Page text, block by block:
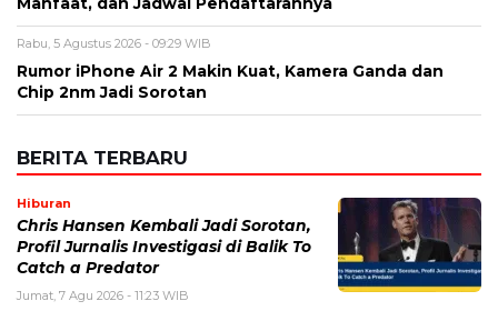
Manfaat, dan Jadwal Pendaftarannya
Rabu, 5 Agustus 2026 - 09:29 WIB
Rumor iPhone Air 2 Makin Kuat, Kamera Ganda dan
Chip 2nm Jadi Sorotan
BERITA TERBARU
Hiburan
Chris Hansen Kembali Jadi Sorotan,
Profil Jurnalis Investigasi di Balik To
Catch a Predator
Jumat, 7 Agu 2026 - 11:23 WIB